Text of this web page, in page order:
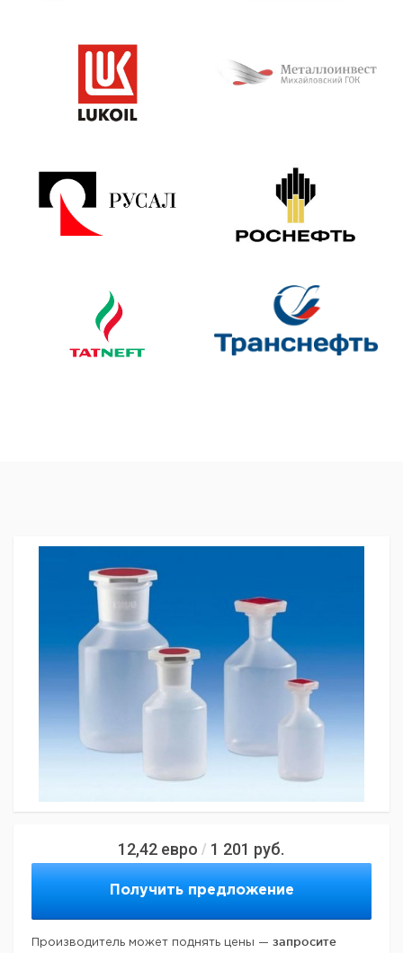
12,42 евро / 1 201 руб.
Получить предложение
Производитель может поднять цены — запросите